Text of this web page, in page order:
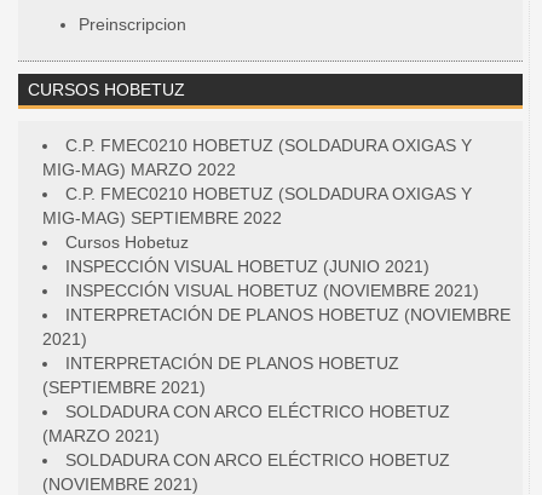
Preinscripcion
CURSOS HOBETUZ
C.P. FMEC0210 HOBETUZ (SOLDADURA OXIGAS Y
MIG-MAG) MARZO 2022
C.P. FMEC0210 HOBETUZ (SOLDADURA OXIGAS Y
MIG-MAG) SEPTIEMBRE 2022
Cursos Hobetuz
INSPECCIÓN VISUAL HOBETUZ (JUNIO 2021)
INSPECCIÓN VISUAL HOBETUZ (NOVIEMBRE 2021)
INTERPRETACIÓN DE PLANOS HOBETUZ (NOVIEMBRE
2021)
INTERPRETACIÓN DE PLANOS HOBETUZ
(SEPTIEMBRE 2021)
SOLDADURA CON ARCO ELÉCTRICO HOBETUZ
(MARZO 2021)
SOLDADURA CON ARCO ELÉCTRICO HOBETUZ
(NOVIEMBRE 2021)